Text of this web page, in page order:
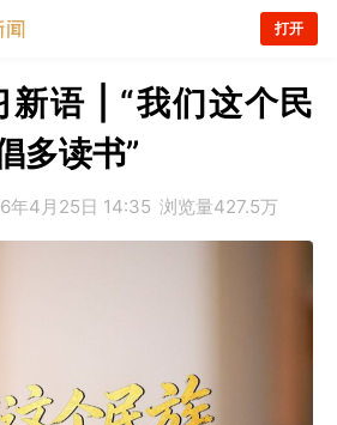
打开
新语 | “我们这个民
多读书”
年4月25日 14:35 浏览量427.5万